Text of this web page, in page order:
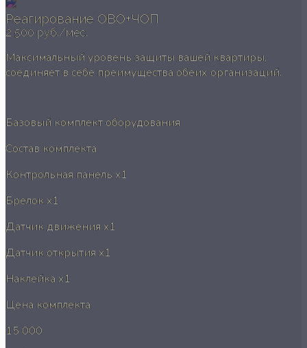
Реагирование ОВО+ЧОП
2 500 руб./мес.
Максимальный уровень защиты вашей квартиры,
соединяет в себе преимущества обеих организаций.
Базовый комплект оборудования
Состав комплекта
Контрольная панель x1
Брелокx1
Датчик движения x1
Датчик открытия x1
Наклейка x1
Цена комплекта
15 000